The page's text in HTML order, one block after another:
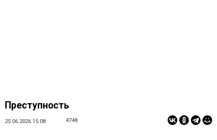
Преступность
25.06.2026 15:08 4748